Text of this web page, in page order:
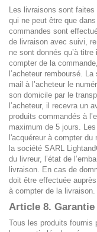
Les livraisons sont
qui ne peut être que
commandes sont
de livraison avec suivi,
ne sont donnés qu’à
compter de la
l’acheteur remboursé.
mail à l’acheteur le
son domicile par le
l’acheteur, il recevra un
produits commandés à
maximum de 5 jours.
l'acquéreur à compter
la société SARL
du livreur, l’état de
livraison. En cas de
doit être effectuée
à compter de la livraison.
Article 8. Garantie
Tous les produits fournis